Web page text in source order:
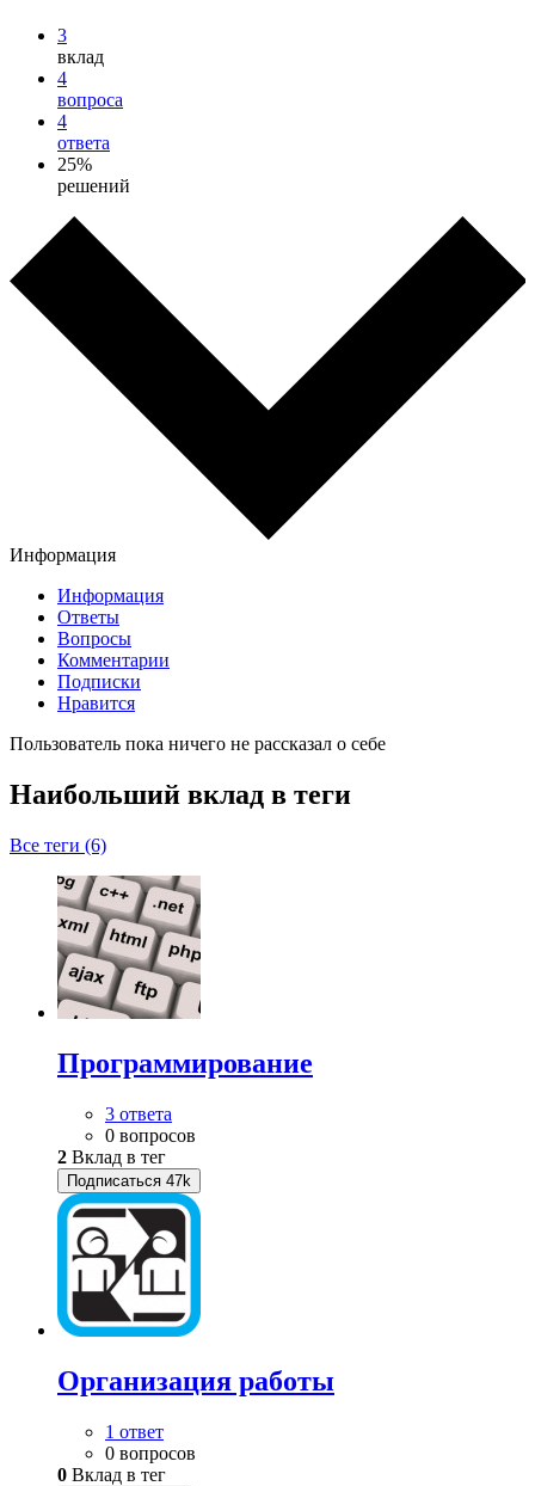
3
вклад
4
вопроса
4
ответа
25%
решений
Информация
Информация
Ответы
Вопросы
Комментарии
Подписки
Нравится
Пользователь пока ничего не рассказал о себе
Наибольший вклад в теги
Все теги (6)
Программирование
3 ответа
0 вопросов
2 Вклад в тег
Подписаться 47k
Организация работы
1 ответ
0 вопросов
0 Вклад в тег